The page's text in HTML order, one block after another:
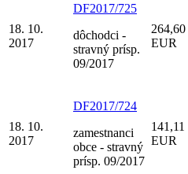
18. 10.
2017
DF2017/725
dôchodci -
stravný prísp.
09/2017
264,60
EUR
18. 10.
2017
DF2017/724
zamestnanci
obce - stravný
prísp. 09/2017
141,11
EUR